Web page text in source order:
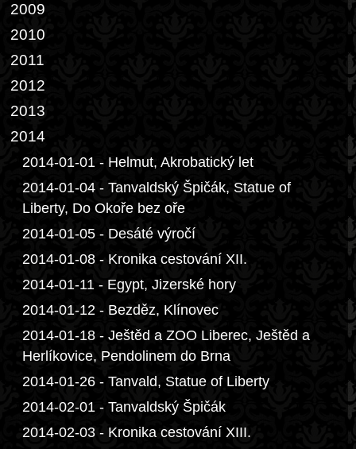
2009
2010
2011
2012
2013
2014
2014-01-01 - Helmut, Akrobatický let
2014-01-04 - Tanvaldský Špičák, Statue of
Liberty, Do Okoře bez oře
2014-01-05 - Desáté výročí
2014-01-08 - Kronika cestování XII.
2014-01-11 - Egypt, Jizerské hory
2014-01-12 - Bezděz, Klínovec
2014-01-18 - Ještěd a ZOO Liberec, Ještěd a
Herlíkovice, Pendolinem do Brna
2014-01-26 - Tanvald, Statue of Liberty
2014-02-01 - Tanvaldský Špičák
2014-02-03 - Kronika cestování XIII.